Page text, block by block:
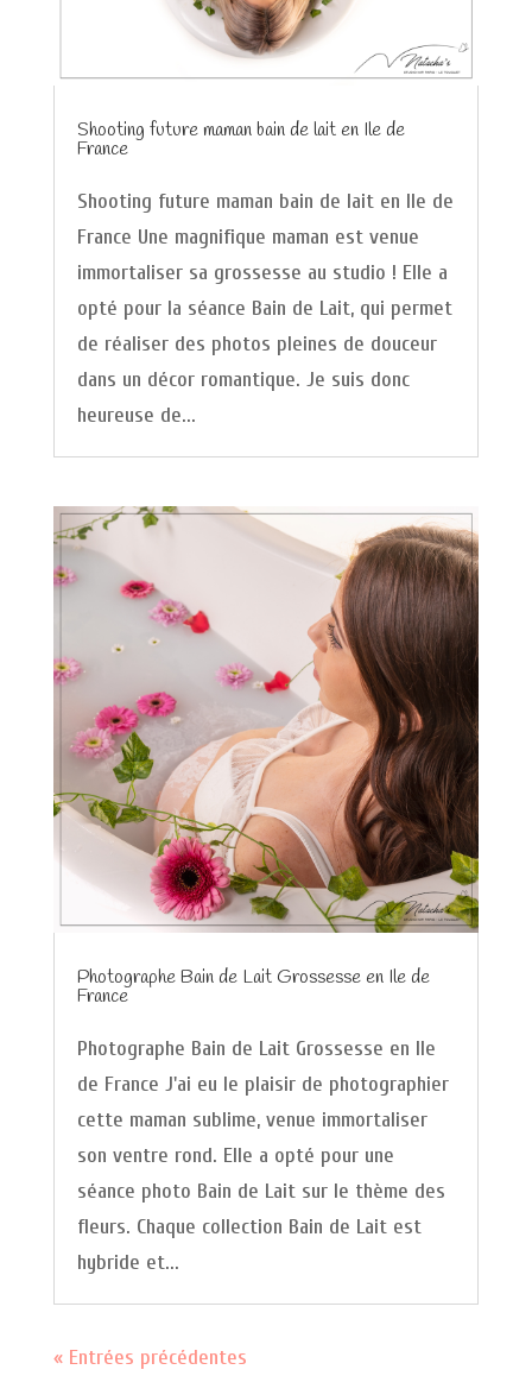
Shooting future maman bain de lait en Ile de
France
Shooting future maman bain de lait en Ile de
France Une magnifique maman est venue
immortaliser sa grossesse au studio ! Elle a
opté pour la séance Bain de Lait, qui permet
de réaliser des photos pleines de douceur
dans un décor romantique. Je suis donc
heureuse de...
Photographe Bain de Lait Grossesse en Ile de
France
Photographe Bain de Lait Grossesse en Ile
de France J'ai eu le plaisir de photographier
cette maman sublime, venue immortaliser
son ventre rond. Elle a opté pour une
séance photo Bain de Lait sur le thème des
fleurs. Chaque collection Bain de Lait est
hybride et...
« Entrées précédentes